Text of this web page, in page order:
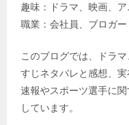
趣味：ドラマ、映画、
職業：会社員、ブロガー
このブログでは、ドラ
すじネタバレと感想、
速報やスポーツ選手に
しています。